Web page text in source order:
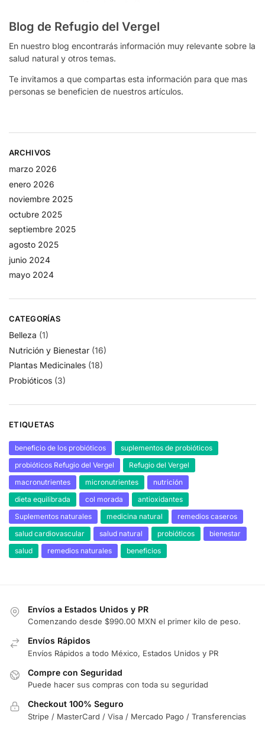
Blog de Refugio del Vergel
En nuestro blog encontrarás información muy relevante sobre la
salud natural y otros temas.
Te invitamos a que compartas esta información para que mas
personas se beneficien de nuestros artículos.
ARCHIVOS
marzo 2026
enero 2026
noviembre 2025
octubre 2025
septiembre 2025
agosto 2025
junio 2024
mayo 2024
CATEGORÍAS
Belleza (1)
Nutrición y Bienestar (16)
Plantas Medicinales (18)
Probióticos (3)
ETIQUETAS
beneficio de los probióticos
suplementos de probióticos
probióticos Refugio del Vergel
Refugio del Vergel
macronutrientes
micronutrientes
nutrición
dieta equilibrada
col morada
antioxidantes
Suplementos naturales
medicina natural
remedios caseros
salud cardiovascular
salud natural probióticos
bienestar
salud
remedios naturales beneficios
Envíos a Estados Unidos y PR
Comenzando desde $990.00 MXN el primer kilo de peso.
Envíos Rápidos
Envíos Rápidos a todo México, Estados Unidos y PR
Compre con Seguridad
Puede hacer sus compras con toda su seguridad
Checkout 100% Seguro
Stripe / MasterCard / Visa / Mercado Pago / Transferencias